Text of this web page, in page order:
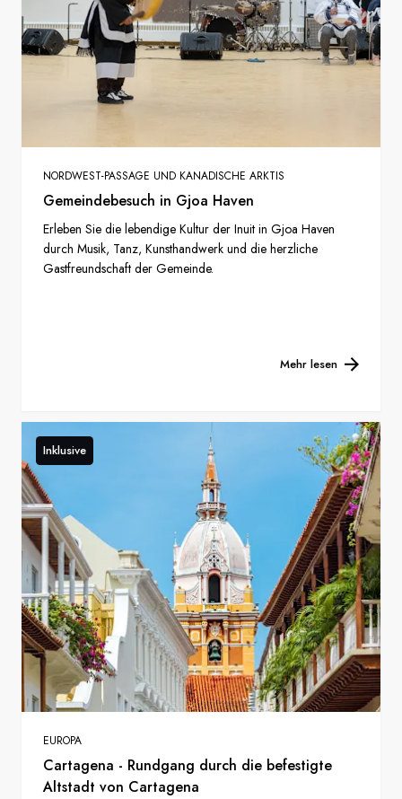
NORDWEST-PASSAGE UND KANADISCHE ARKTIS
Gemeindebesuch in Gjoa Haven
Erleben Sie die lebendige Kultur der Inuit in Gjoa Haven
durch Musik, Tanz, Kunsthandwerk und die herzliche
Gastfreundschaft der Gemeinde.
Mehr lesen
Inklusive
EUROPA
Cartagena - Rundgang durch die befestigte
Altstadt von Cartagena